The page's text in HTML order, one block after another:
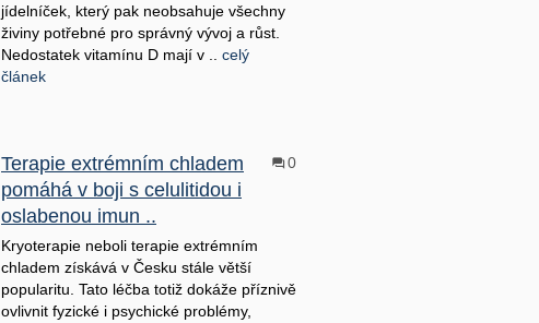
jídelníček, který pak neobsahuje všechny
živiny potřebné pro správný vývoj a růst.
Nedostatek vitamínu D mají v .. celý
článek
Terapie extrémním chladem
pomáhá v boji s celulitidou i
oslabenou imun ..
0
Kryoterapie neboli terapie extrémním
chladem získává v Česku stále větší
popularitu. Tato léčba totiž dokáže příznivě
ovlivnit fyzické i psychické problémy,